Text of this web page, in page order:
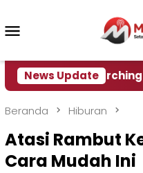
konten
News Update
World Marching Sport
Beranda Hiburan
Atasi Rambut
Cara Mudah Ini